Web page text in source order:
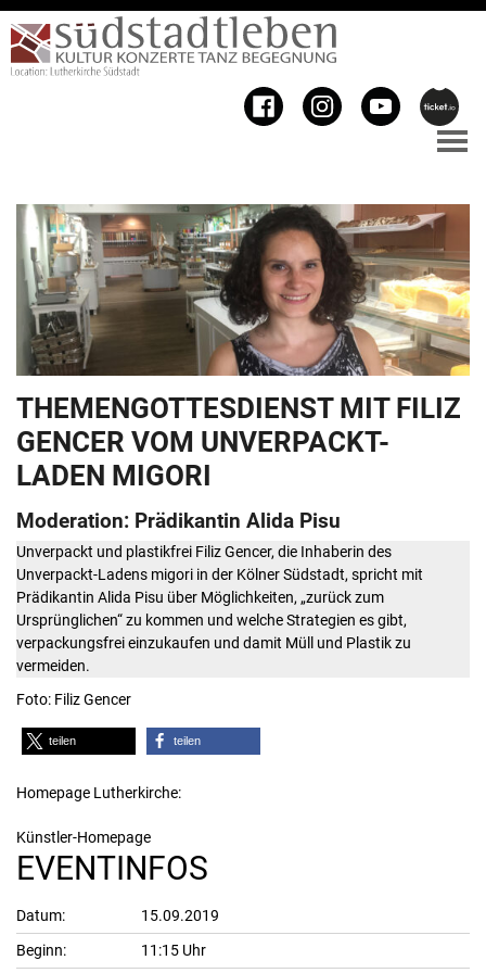
THEMENGOTTESDIENST MIT FILIZ
GENCER VOM UNVERPACKT-
LADEN MIGORI
Moderation: Prädikantin Alida Pisu
Unverpackt und plastikfrei Filiz Gencer, die Inhaberin des
Unverpackt-Ladens migori in der Kölner Südstadt, spricht mit
Prädikantin Alida Pisu über Möglichkeiten, „zurück zum
Ursprünglichen“ zu kommen und welche Strategien es gibt,
verpackungsfrei einzukaufen und damit Müll und Plastik zu
vermeiden.
Foto: Filiz Gencer
teilen teilen
Homepage Lutherkirche:
Künstler-Homepage
EVENTINFOS
Datum:
15.09.2019
Beginn:
11:15 Uhr